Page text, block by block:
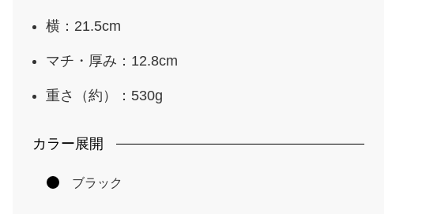
横：21.5cm
マチ・厚み：12.8cm
重さ（約）：530g
カラー展開
ブラック